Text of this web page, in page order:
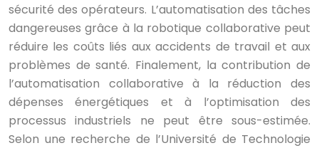
sécurité des opérateurs. L’automatisation des tâches
dangereuses grâce à la robotique collaborative peut
réduire les coûts liés aux accidents de travail et aux
problèmes de santé. Finalement, la contribution de
l’automatisation collaborative à la réduction des
dépenses énergétiques et à l’optimisation des
processus industriels ne peut être sous-estimée.
Selon une recherche de l’Université de Technologie